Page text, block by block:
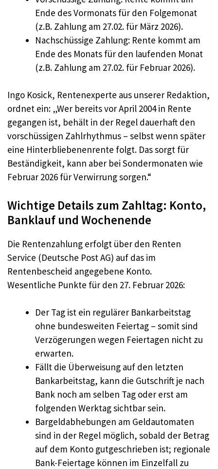
Ende des Vormonats für den Folgemonat
(z.B. Zahlung am 27.02. für März 2026).
Nachschüssige Zahlung: Rente kommt am
Ende des Monats für den laufenden Monat
(z.B. Zahlung am 27.02. für Februar 2026).
Ingo Kosick, Rentenexperte aus unserer Redaktion,
ordnet ein: „Wer bereits vor April 2004 in Rente
gegangen ist, behält in der Regel dauerhaft den
vorschüssigen Zahlrhythmus – selbst wenn später
eine Hinterbliebenenrente folgt. Das sorgt für
Beständigkeit, kann aber bei Sondermonaten wie
Februar 2026 für Verwirrung sorgen.“
Wichtige Details zum Zahltag: Konto,
Banklauf und Wochenende
Die Rentenzahlung erfolgt über den Renten
Service (Deutsche Post AG) auf das im
Rentenbescheid angegebene Konto.
Wesentliche Punkte für den 27. Februar 2026:
Der Tag ist ein regulärer Bankarbeitstag
ohne bundesweiten Feiertag – somit sind
Verzögerungen wegen Feiertagen nicht zu
erwarten.
Fällt die Überweisung auf den letzten
Bankarbeitstag, kann die Gutschrift je nach
Bank noch am selben Tag oder erst am
folgenden Werktag sichtbar sein.
Bargeldabhebungen am Geldautomaten
sind in der Regel möglich, sobald der Betrag
auf dem Konto gutgeschrieben ist; regionale
Bank-Feiertage können im Einzelfall zu